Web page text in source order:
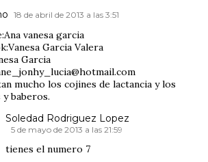
18 de abril de 2013 a las 3:51
vanesa garcia
Garcia Valera
Garcia
mucho los cojines de lactancia y los
baberos.
Soledad Rodriguez Lopez
5 de mayo de 2013 a las 21:59
tienes el numero 7